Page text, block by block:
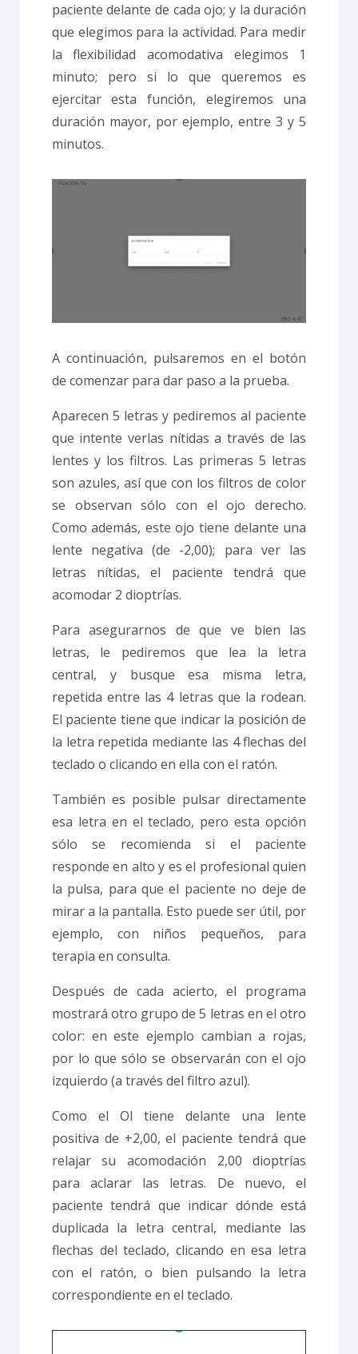
paciente delante de cada ojo; y la duración
que elegimos para la actividad. Para medir
la flexibilidad acomodativa elegimos 1
minuto; pero si lo que queremos es
ejercitar esta función, elegiremos una
duración mayor, por ejemplo, entre 3 y 5
minutos.
A continuación, pulsaremos en el botón
de comenzar para dar paso a la prueba.
Aparecen 5 letras y pediremos al paciente
que intente verlas nítidas a través de las
lentes y los filtros. Las primeras 5 letras
son azules, así que con los filtros de color
se observan sólo con el ojo derecho.
Como además, este ojo tiene delante una
lente negativa (de -2,00); para ver las
letras nítidas, el paciente tendrá que
acomodar 2 dioptrías.
Para asegurarnos de que ve bien las
letras, le pediremos que lea la letra
central, y busque esa misma letra,
repetida entre las 4 letras que la rodean.
El paciente tiene que indicar la posición de
la letra repetida mediante las 4 flechas del
teclado o clicando en ella con el ratón.
También es posible pulsar directamente
esa letra en el teclado, pero esta opción
sólo se recomienda si el paciente
responde en alto y es el profesional quien
la pulsa, para que el paciente no deje de
mirar a la pantalla. Esto puede ser útil, por
ejemplo, con niños pequeños, para
terapia en consulta.
Después de cada acierto, el programa
mostrará otro grupo de 5 letras en el otro
color: en este ejemplo cambian a rojas,
por lo que sólo se observarán con el ojo
izquierdo (a través del filtro azul).
Como el OI tiene delante una lente
positiva de +2,00, el paciente tendrá que
relajar su acomodación 2,00 dioptrías
para aclarar las letras. De nuevo, el
paciente tendrá que indicar dónde está
duplicada la letra central, mediante las
flechas del teclado, clicando en esa letra
con el ratón, o bien pulsando la letra
correspondiente en el teclado.